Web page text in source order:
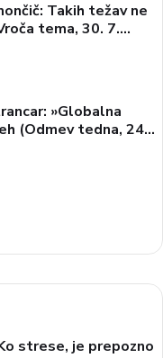
Takih težav ne
tema, 30. 7.
»Globalna
(Odmev tedna, 24.
strese, je prepozno